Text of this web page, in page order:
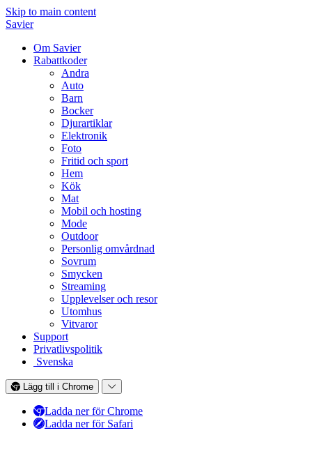
Skip to main content
Savier
Om Savier
Rabattkoder
Andra
Auto
Barn
Bocker
Djurartiklar
Elektronik
Foto
Fritid och sport
Hem
Kök
Mat
Mobil och hosting
Mode
Outdoor
Personlig omvårdnad
Sovrum
Smycken
Streaming
Upplevelser och resor
Utomhus
Vitvaror
Support
Privatlivspolitik
Svenska
Lägg till i Chrome
Ladda ner för Chrome
Ladda ner för Safari